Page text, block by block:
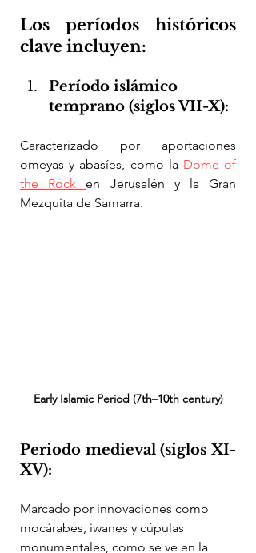
Los períodos históricos
clave incluyen:
Período islámico
temprano (siglos VII-X):
Caracterizado por aportaciones
omeyas y abasíes, como la Dome of
the Rock en Jerusalén y la Gran
Mezquita de Samarra.
Early Islamic Period (7th–10th century)
Periodo medieval (siglos XI-
XV):
Marcado por innovaciones como
mocárabes, iwanes y cúpulas
monumentales, como se ve en la